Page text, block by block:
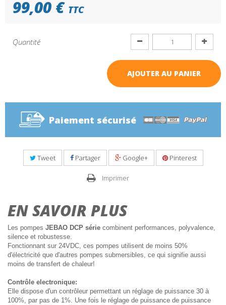
99,00 € TTC
Quantité
AJOUTER AU PANIER
Paiement sécurisé
Tweet Partager Google+ Pinterest
Imprimer
EN SAVOIR PLUS
Les pompes JEBAO DCP série combinent performances, polyvalence,
silence et robustesse.
Fonctionnant sur 24VDC, ces pompes utilisent de moins 50%
d'électricité que d'autres pompes submersibles, ce qui signifie aussi
moins de transfert de chaleur!
Contrôle electronique:
Elle dispose d'un contrôleur permettant un réglage de puissance 30 à
100%, par pas de 1%. Une fois le réglage de puissance de puissance